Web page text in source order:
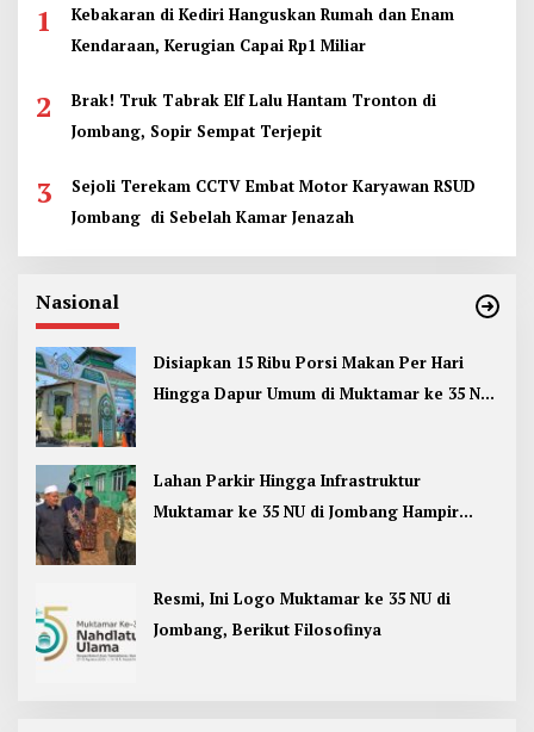
1
Kebakaran di Kediri Hanguskan Rumah dan Enam
Kendaraan, Kerugian Capai Rp1 Miliar
2
Brak! Truk Tabrak Elf Lalu Hantam Tronton di
Jombang, Sopir Sempat Terjepit
3
Sejoli Terekam CCTV Embat Motor Karyawan RSUD
Jombang di Sebelah Kamar Jenazah
Nasional
Disiapkan 15 Ribu Porsi Makan Per Hari
Hingga Dapur Umum di Muktamar ke 35 NU
Lahan Parkir Hingga Infrastruktur
Muktamar ke 35 NU di Jombang Hampir
Resmi, Ini Logo Muktamar ke 35 NU di
Jombang, Berikut Filosofinya